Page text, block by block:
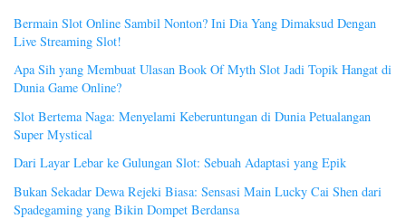
Bermain Slot Online Sambil Nonton? Ini Dia Yang Dimaksud Dengan
Live Streaming Slot!
Apa Sih yang Membuat Ulasan Book Of Myth Slot Jadi Topik Hangat di
Dunia Game Online?
Slot Bertema Naga: Menyelami Keberuntungan di Dunia Petualangan
Super Mystical
Dari Layar Lebar ke Gulungan Slot: Sebuah Adaptasi yang Epik
Bukan Sekadar Dewa Rejeki Biasa: Sensasi Main Lucky Cai Shen dari
Spadegaming yang Bikin Dompet Berdansa